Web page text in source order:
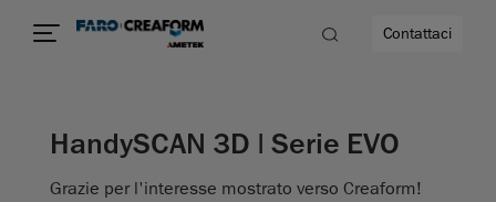
Contattaci
HandySCAN 3D | Serie EVO
Grazie per l'interesse mostrato verso Creaform!